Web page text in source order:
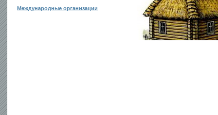
Международные организации